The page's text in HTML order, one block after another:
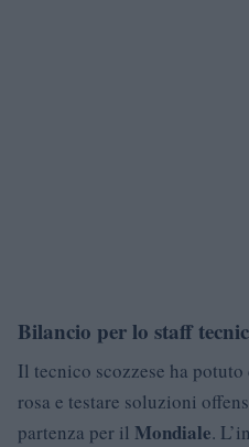
Bilancio per lo staff
Il tecnico scozzese ha
rosa e testare soluzioni
partenza per il Mondiale.